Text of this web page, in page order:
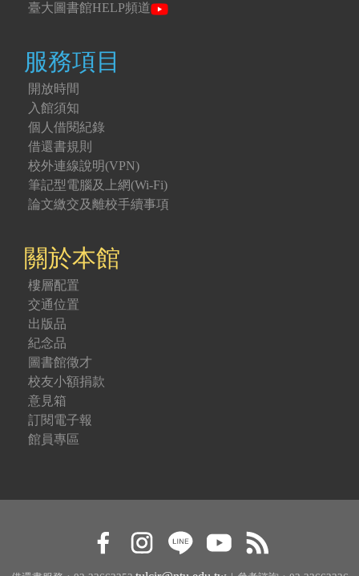
臺大圖書館HELP頻道
服務項目
開放時間
入館須知
個人借閱紀錄
借還書規則
校外連線說明(VPN)
筆記型電腦及上網(Wi-Fi)
論文繳交及離校手續事項
關於本館
樓層配置
交通位置
出版品
紀念品
圖書館徵才
校友小額捐款
意見箱
訂閱電子報
館員專區